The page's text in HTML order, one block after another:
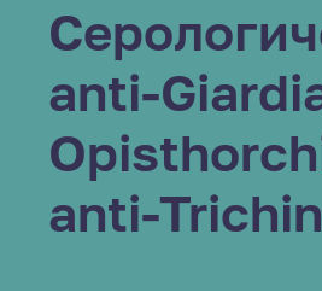
anti-
anti-